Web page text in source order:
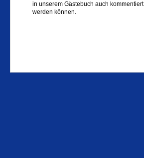
in unserem Gästebuch auch kommentiert
werden können.